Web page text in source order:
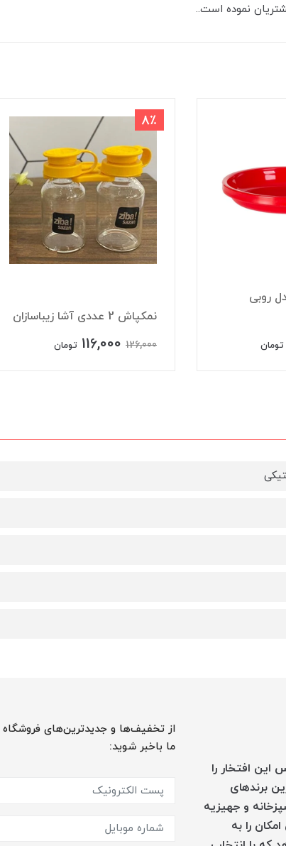
نموده است..
روبی
تومان
8٪
نمکپاش 2 عددی آشا زیباسازان
126,000
116,000 تومان
این افتخار را
برندهای
و جهیزیه
را به
از تخفیف‌ها و جدیدترین‌های فروشگاه
ما باخبر شوید: